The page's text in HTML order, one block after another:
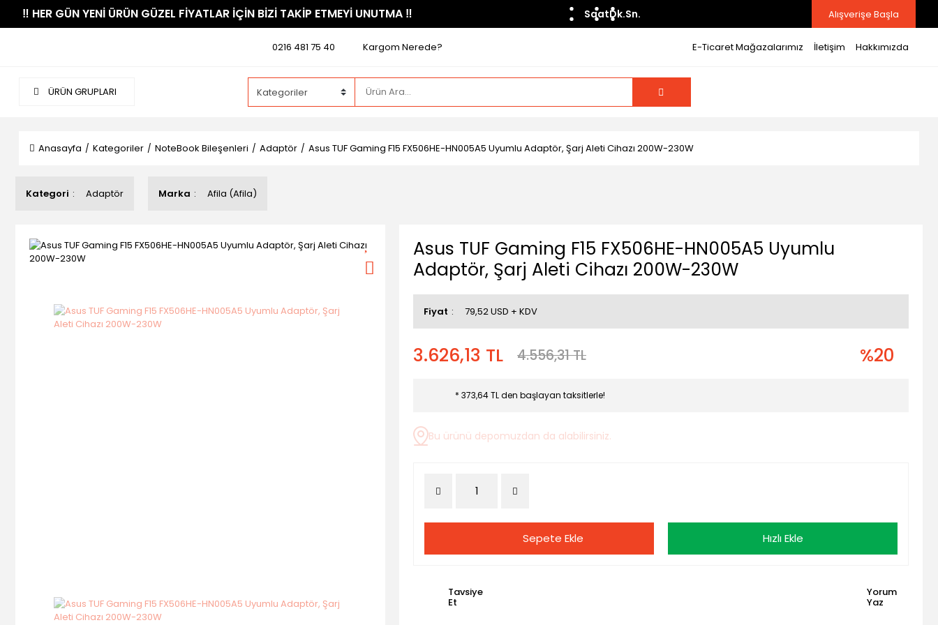
​‼️​ HER GÜN YENİ ÜRÜN GÜZEL FİYATLAR İÇİN BİZİ TAKİP ETMEYİ UNUTMA ​‼️​ SaatDk.Sn. Alışverişe Başla
0216 481 75 40 Kargom Nerede? E-Ticaret Mağazalarımız İletişim Hakkımızda
ÜRÜN GRUPLARI
Anasayfa Kategoriler NoteBook Bileşenleri Adaptör Asus TUF Gaming F15 FX506HE-HN005A5 Uyumlu Adaptör, Şarj Aleti Cihazı 200W-230W
Kategori Adaptör Marka Afila (Afila)
Asus TUF Gaming F15 FX506HE-HN005A5 Uyumlu
Adaptör, Şarj Aleti Cihazı 200W-230W
Fiyat 79,52 USD + KDV
3.626,13 TL 4.556,31 TL %20
* 373,64 TL den başlayan taksitlerle!
Bu ürünü depomuzdan da alabilirsiniz.
Sepete Ekle Hızlı Ekle
Tavsiye
Et
Yorum
Yaz